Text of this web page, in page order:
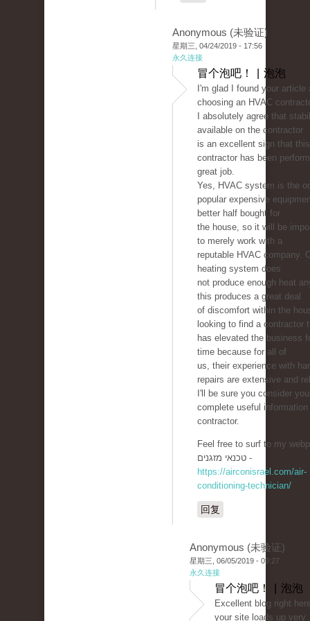
Anonymous (未验证)
星期三, 04/24/2019 - 17:56
永久连接
冒个泡吧！ | 泡泡
I'm glad I found your article
choosing an HVAC
I absolutely agree that
available on the contractor
is an excellent sign that this
contractor has been
great job.
Yes, HVAC system is the
popular expensive
better half bought for
the house, so it will be
to merely work with a
reputable HVAC company.
heating system does
not produce enough heat
this produces a great deal
of discomfort within the
looking to find a contractor
has elevated the business
time because for all of
us, their experience with
repairs are extensive and
I'll be sure you consider
complete useful information
contractor.
Feel free to surf to my
טכנאי מזגנים -
https://airconisrael.com/air-
conditioning-technician/
回复
Anonymous (未验证)
星期三, 06/05/2019 - 09:27
永久连接
冒个泡吧！ | 泡泡
Excellent blog right
your site loads up very